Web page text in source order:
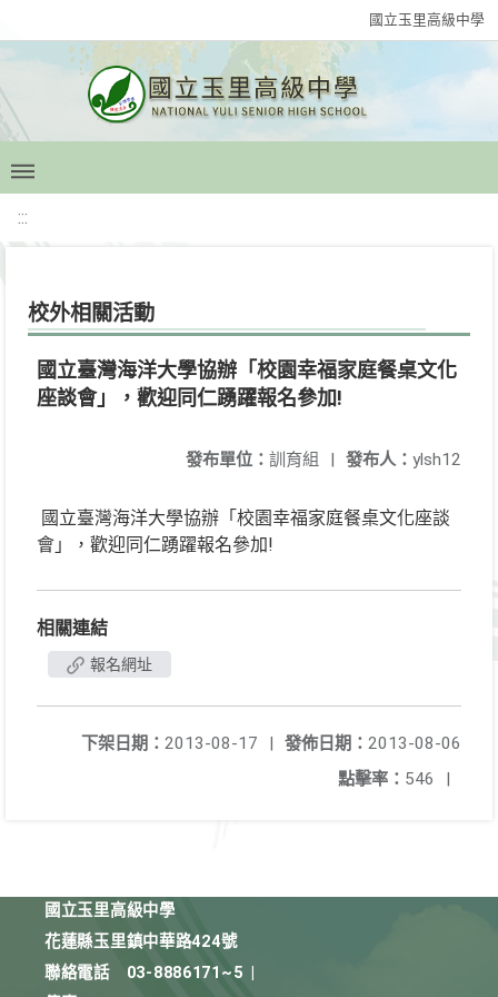
國立玉里高級中學
:::
校外相關活動
國立臺灣海洋大學協辦「校園幸福家庭餐桌文化
座談會」，歡迎同仁踴躍報名參加!
發布人： ylsh12
發布單位： 訓育組 |
國立臺灣海洋大學協辦「校園幸福家庭餐桌文化座談
會」，歡迎同仁踴躍報名參加!
相關連結
報名網址
發佈日期： 2013-08-06
下架日期： 2013-08-17
|
點擊率： 546 |
國立玉里高級中學
花蓮縣玉里鎮中華路424號
聯絡電話
03-8886171~5